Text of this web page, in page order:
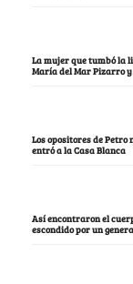
La mujer que tumbó la
María del Mar Pizarro y
Los opositores de
entró a la Casa Blanca
Así encontraron el
escondido por un